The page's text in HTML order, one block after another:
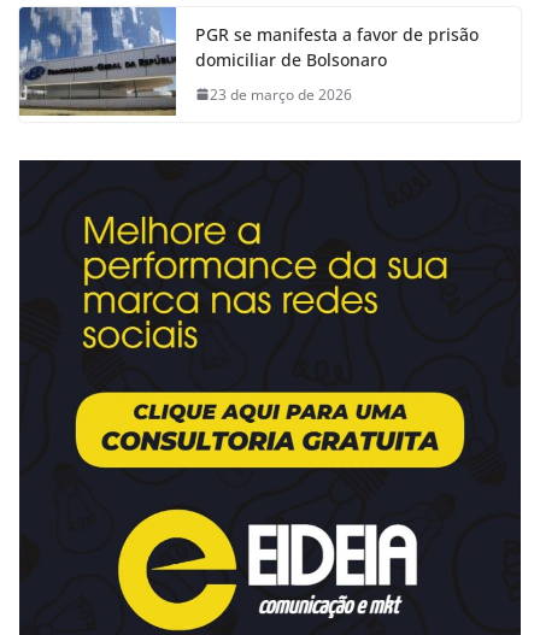
PGR se manifesta a favor de prisão
domiciliar de Bolsonaro
23 de março de 2026